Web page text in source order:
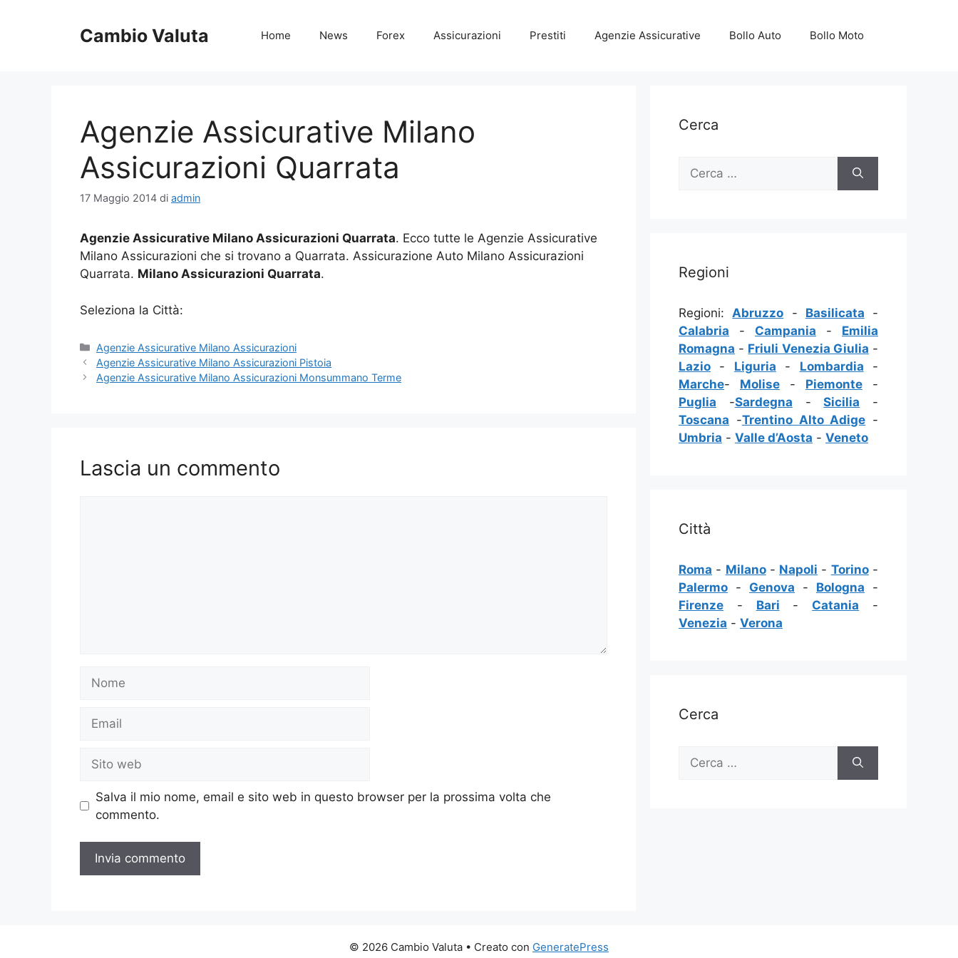
Cambio Valuta Home News Forex Assicurazioni Prestiti Agenzie Assicurative Bollo Auto Bollo Moto
Agenzie Assicurative Milano
Assicurazioni Quarrata
17 Maggio 2014 di admin
Agenzie Assicurative Milano Assicurazioni Quarrata. Ecco tutte le Agenzie Assicurative
Milano Assicurazioni che si trovano a Quarrata. Assicurazione Auto Milano Assicurazioni
Quarrata. Milano Assicurazioni Quarrata.
Seleziona la Città:
Categorie
Agenzie Assicurative Milano Assicurazioni
Agenzie Assicurative Milano Assicurazioni Pistoia
Agenzie Assicurative Milano Assicurazioni Monsummano Terme
Lascia un commento
web
Salva il mio nome, email e sito web in questo browser per la prossima volta che
commento.
Cerca
Ricerca
Regioni
Regioni:Abruzzo - Basilicata -
Calabria - Campania - Emilia
Romagna - Friuli Venezia Giulia -
Lazio - Liguria - Lombardia -
Marche- Molise - Piemonte -
Puglia -Sardegna -Sicilia -
Toscana -Trentino Alto Adige -
Umbria - Valle d’Aosta - Veneto
Città
Roma - Milano- Napoli - Torino-
Palermo - Genova - Bologna -
Firenze - Bari - Catania -
Venezia - Verona
Cerca
Ricerca
© 2026 Cambio Valuta • Creato con GeneratePress